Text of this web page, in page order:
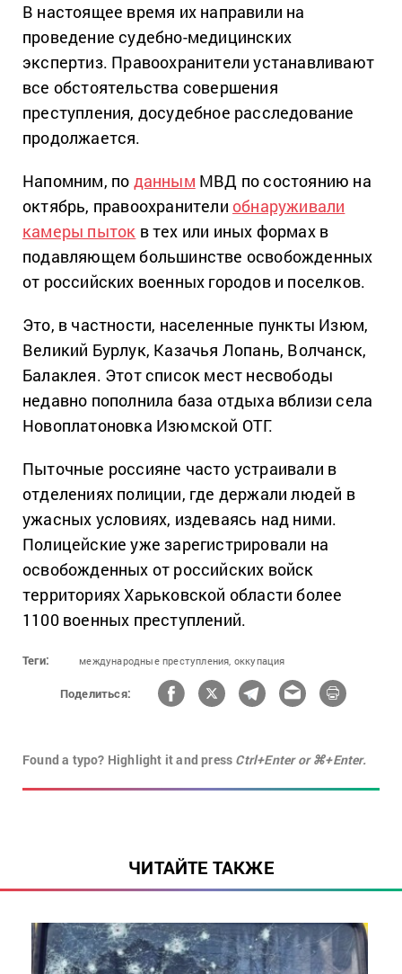
В настоящее время их направили на
проведение судебно-медицинских
экспертиз. Правоохранители устанавливают
все обстоятельства совершения
преступления, досудебное расследование
продолжается.
Напомним, по данным МВД по состоянию на
октябрь, правоохранители обнаруживали
камеры пыток в тех или иных формах в
подавляющем большинстве освобожденных
от российских военных городов и поселков.
Это, в частности, населенные пункты Изюм,
Великий Бурлук, Казачья Лопань, Волчанск,
Балаклея. Этот список мест несвободы
недавно пополнила база отдыха вблизи села
Новоплатоновка Изюмской ОТГ.
Пыточные россияне часто устраивали в
отделениях полиции, где держали людей в
ужасных условиях, издеваясь над ними.
Полицейские уже зарегистрировали на
освобожденных от российских войск
территориях Харьковской области более
1100 военных преступлений.
Теги: международные преступления, оккупация
Поделиться:
Found a typo? Highlight it and press Ctrl+Enter or ⌘+Enter.
ЧИТАЙТЕ ТАКЖЕ